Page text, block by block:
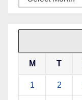
M T
1 2